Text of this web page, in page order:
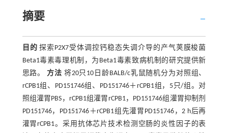
摘要
目的 探索P2X7受体调控钙稳态失调介导的产气荚膜梭菌
Beta1毒素毒理机制，为Beta1毒素致病机制的研究提供新
思路。 方法 将20只10日龄BALB/c乳鼠随机分为对照组、
rCPB1组、PD151746组、PD151746＋rCPB1组，5只/组。对
照组灌胃PBS，rCPB1组灌胃rCPB1，PD151746组灌胃抑制剂
PD151746，PD151746＋rCPB1组先灌胃PD151746，2 h后再
灌胃rCPB1。采用抗体芯片技术检测空肠的炎性因子的表